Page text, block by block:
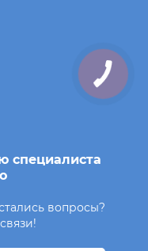
специалиста
вопросы?